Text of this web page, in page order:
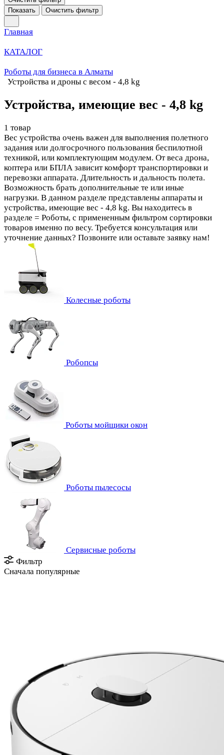
Показать
Очистить фильтр
Главная
КАТАЛОГ
Роботы для бизнеса в Алматы
Устройства и дроны с весом - 4,8 kg
Устройства, имеющие вес - 4,8 kg
1 товар
Вес устройства очень важен для выполнения полетного
задания или долгосрочного пользования беспилотной
техникой, или комплектующим модулем. От веса дрона,
коптера или БПЛА зависит комфорт транспортировки и
перевозки аппарата. Длительность и дальность полета.
Возможность брать дополнительные те или иные
нагрузки. В данном разделе представлены аппараты и
устройства, имеющие вес - 4,8 kg. Вы находитесь в
разделе = Роботы, с примененным фильтром сортировки
товаров именно по весу. Требуется консультация или
уточнение данных? Позвоните или оставьте заявку нам!
Колесные роботы
Робопсы
Роботы мойщики окон
Роботы пылесосы
Сервисные роботы
Фильтр
Сначала популярные